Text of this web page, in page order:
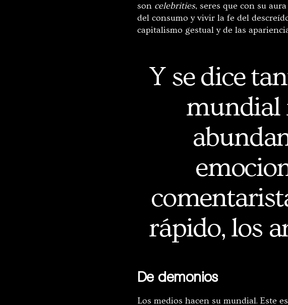
son celebrities, seres que con su
del consumo y vivir la fe del
capitalismo gestual y de las
Y se dice
mundial
rápido, los
De demonios
Los medios hacen su mundial. Este